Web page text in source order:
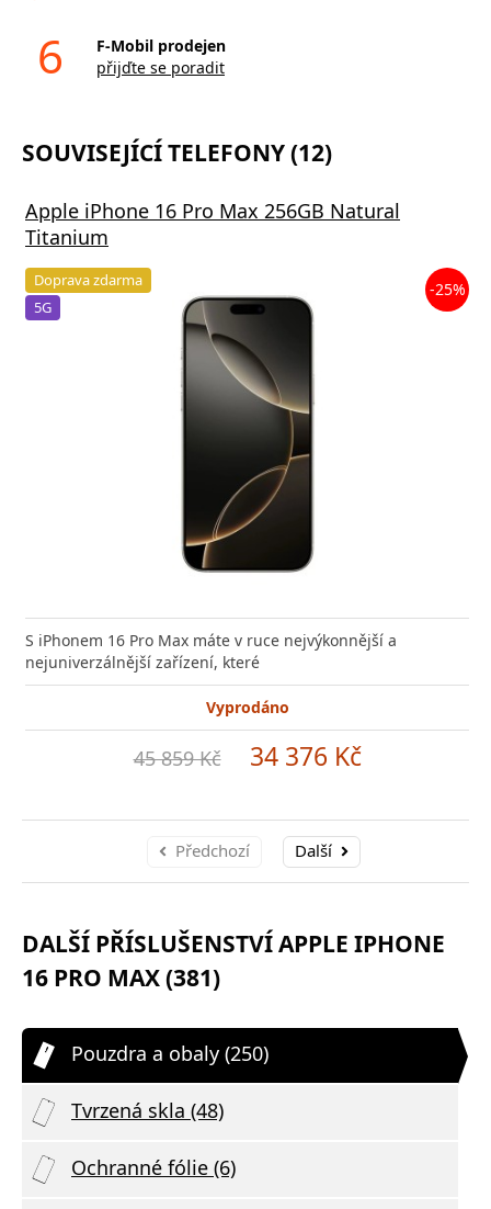
6
F-Mobil prodejen
přijďte se poradit
SOUVISEJÍCÍ TELEFONY (12)
Apple iPhone 16 Pro Max 256GB Natural
Titanium
Doprava zdarma
5G
-25%
S iPhonem 16 Pro Max máte v ruce nejvýkonnější a
nejuniverzálnější zařízení, které
Vyprodáno
45 859 Kč 34 376 Kč
Předchozí Další
DALŠÍ PŘÍSLUŠENSTVÍ APPLE IPHONE
16 PRO MAX (381)
Pouzdra a obaly (250)
Tvrzená skla (48)
Ochranné fólie (6)